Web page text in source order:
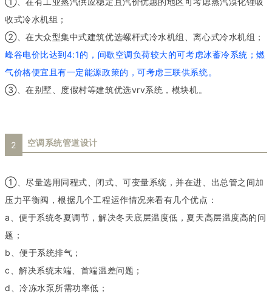
收式冷水机组；
②、在大众型集中式建筑优选螺杆式冷水机组、离心式冷水机组；
峰谷电价比达到4:1的，间歇空调负荷较大的可考虑冰蓄冷系统；燃
气价格便宜且有一定能源政策的，可考虑三联供系统。
③、在别墅、度假村等建筑优选vrv系统，模块机。
2 空调系统管道设计
①、尽量选用同程式、闭式、可变量系统，并在进、出总管之间加
压力平衡阀，根据几个工程运作情况来看有几个优点：
a、便于系统冬夏调节，解决冬天底层温度低，夏天高层温度高的问
题；
b、便于系统排气；
c、解决系统末端、首端温差问题；
d、冷冻水泵所需功率低；